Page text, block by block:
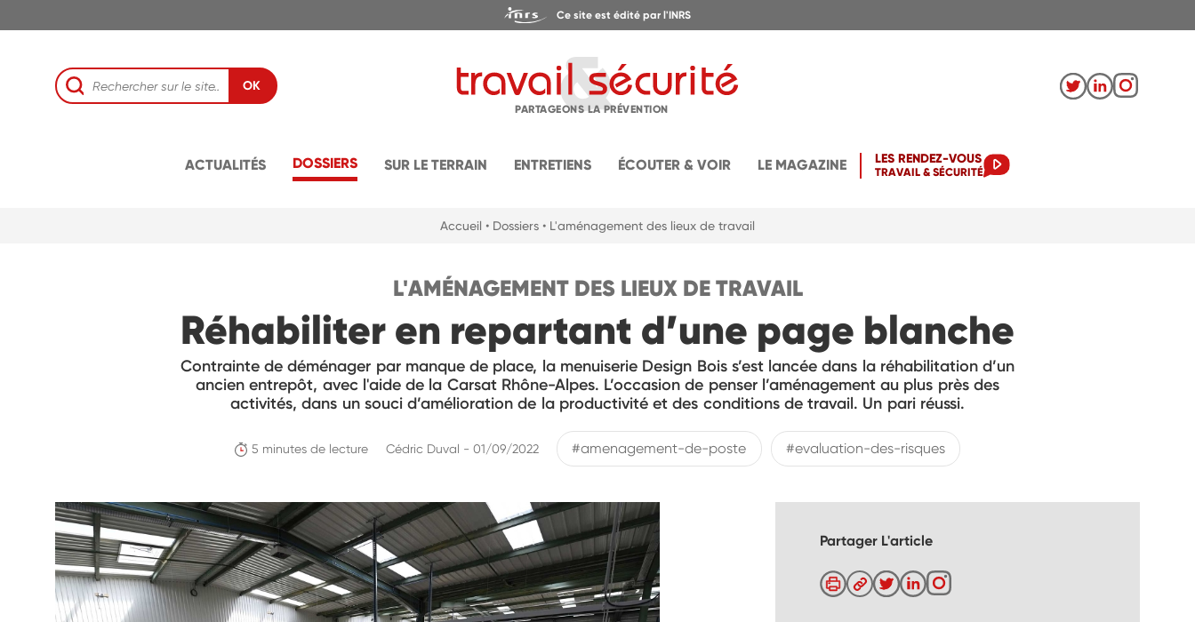
Ce site est édité par l'INRS
OK
PARTAGEONS LA PRÉVENTION
ACTUALITÉS DOSSIERS SUR LE TERRAIN ENTRETIENS ÉCOUTER & VOIR LE MAGAZINE LES RENDEZ-VOUS
TRAVAIL & SÉCURITÉ
Accueil • Dossiers • L'aménagement des lieux de travail
L'AMÉNAGEMENT DES LIEUX DE TRAVAIL
Réhabiliter en repartant d’une page blanche
Contrainte de déménager par manque de place, la menuiserie Design Bois s’est lancée dans la réhabilitation d’un
ancien entrepôt, avec l'aide de la Carsat Rhône-Alpes. L’occasion de penser l’aménagement au plus près des
activités, dans un souci d’amélioration de la productivité et des conditions de travail. Un pari réussi.
5 minutes de lecture Cédric Duval - 01/09/2022 #amenagement-de-poste #evaluation-des-risques
Partager L'article